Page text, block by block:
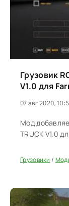
Грузовик
V1.0 для
07 авг 2020,
Мод
TRUCK V1.0
Грузовики /